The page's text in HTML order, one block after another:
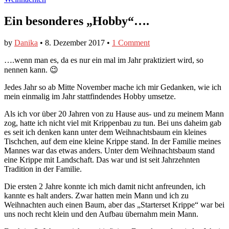
Ein besonderes „Hobby“….
by Danika • 8. Dezember 2017 • 1 Comment
….wenn man es, da es nur ein mal im Jahr praktiziert wird, so
nennen kann. 😉
Jedes Jahr so ab Mitte November mache ich mir Gedanken, wie ich
mein einmalig im Jahr stattfindendes Hobby umsetze.
Als ich vor über 20 Jahren von zu Hause aus- und zu meinem Mann
zog, hatte ich nicht viel mit Krippenbau zu tun. Bei uns daheim gab
es seit ich denken kann unter dem Weihnachtsbaum ein kleines
Tischchen, auf dem eine kleine Krippe stand. In der Familie meines
Mannes war das etwas anders. Unter dem Weihnachtsbaum stand
eine Krippe mit Landschaft. Das war und ist seit Jahrzehnten
Tradition in der Familie.
Die ersten 2 Jahre konnte ich mich damit nicht anfreunden, ich
kannte es halt anders. Zwar hatten mein Mann und ich zu
Weihnachten auch einen Baum, aber das „Starterset Krippe“ war bei
uns noch recht klein und den Aufbau übernahm mein Mann.